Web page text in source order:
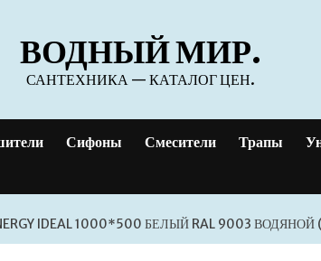
ВОДНЫЙ МИР.
САНТЕХНИКА — КАТАЛОГ ЦЕН.
Сифоны Смесители Трапы
IDEAL 1000*500 БЕЛЫЙ RAL 9003